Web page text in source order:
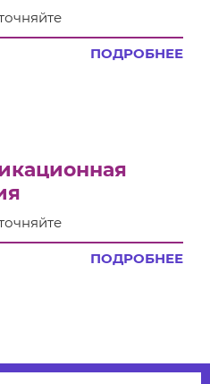
ПОДРОБНЕЕ
ПОДРОБНЕЕ